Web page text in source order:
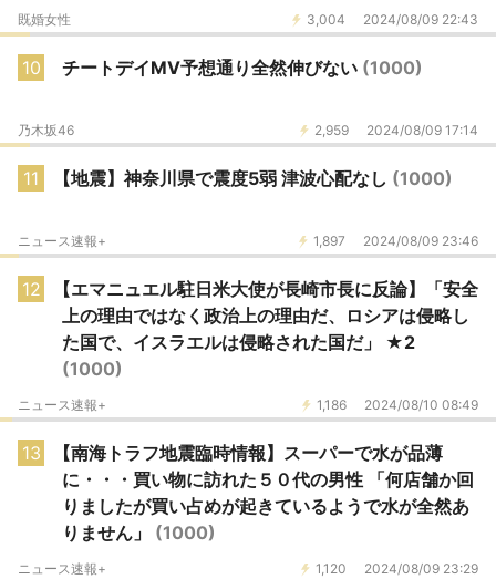
3,004 2024/08/09 22:43
既婚女性
10 チートデイMV予想通り全然伸びない (1000)
2,959 2024/08/09 17:14
乃木坂46
11 【地震】神奈川県で震度5弱 津波心配なし (1000)
1,897 2024/08/09 23:46
ニュース速報+
12
【エマニュエル駐日米大使が長崎市長に反論】「安全
上の理由ではなく政治上の理由だ、ロシアは侵略し
た国で、イスラエルは侵略された国だ」 ★2
(1000)
1,186 2024/08/10 08:49
ニュース速報+
13
【南海トラフ地震臨時情報】スーパーで水が品薄
に・・・買い物に訪れた５０代の男性 「何店舗か回
りましたが買い占めが起きているようで水が全然あ
りません」 (1000)
1,120 2024/08/09 23:29
ニュース速報+